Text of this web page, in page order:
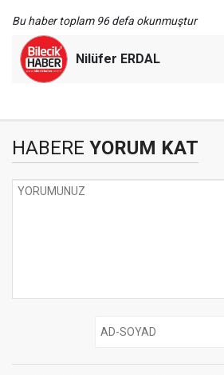
Bu haber toplam 96 defa okunmuştur
Nilüfer ERDAL
HABERE YORUM KAT